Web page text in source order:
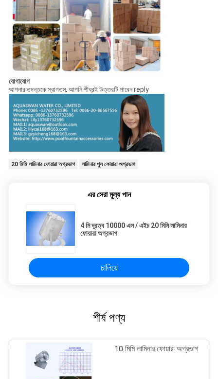
যোগাযোগ
আপনার তদন্তকে স্বাগতম, আপনি শীঘ্রই উত্তরটি পাবেন reply
20 মিমি লামিনার ফোয়ারা অগ্রভাগ লামিনার পুল ফোয়ারা অগ্রভাগ
এর সেরা মূল্য পান
4 মি দূরত্ব 10000 এল / এইচ 20 মিমি লামিনার
ফোয়ারা অগ্রভাগ
চালিয়ে
শীর্ষ পণ্য
10 মিমি লামিনার ফোয়ারা অগ্রভাগ